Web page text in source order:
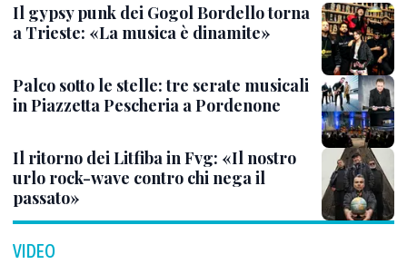
Il gypsy punk dei Gogol Bordello torna
a Trieste: «La musica è dinamite»
Palco sotto le stelle: tre serate musicali
in Piazzetta Pescheria a Pordenone
Il ritorno dei Litfiba in Fvg: «Il nostro
urlo rock-wave contro chi nega il
passato»
VIDEO